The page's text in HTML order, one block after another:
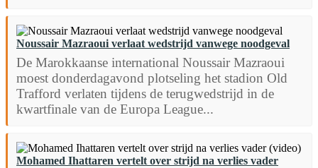
Noussair Mazraoui verlaat wedstrijd vanwege noodgeval
De Marokkaanse international Noussair Mazraoui
moest donderdagavond plotseling het stadion Old
Trafford verlaten tijdens de terugwedstrijd in de
kwartfinale van de Europa League...
Mohamed Ihattaren vertelt over strijd na verlies vader